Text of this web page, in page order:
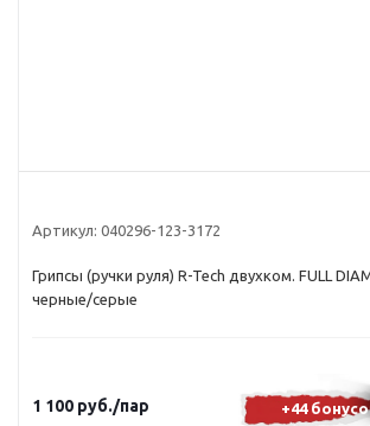
Артикул: 040296-123-3172
Грипсы (ручки руля) R-Tech двухком. FULL
черные/серые
1 100 руб./пар +44